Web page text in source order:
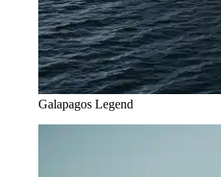
Galapagos Legend